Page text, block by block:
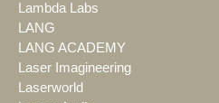
Lambda Labs
LANG
LANG ACADEMY
Laser Imagineering
Laserworld